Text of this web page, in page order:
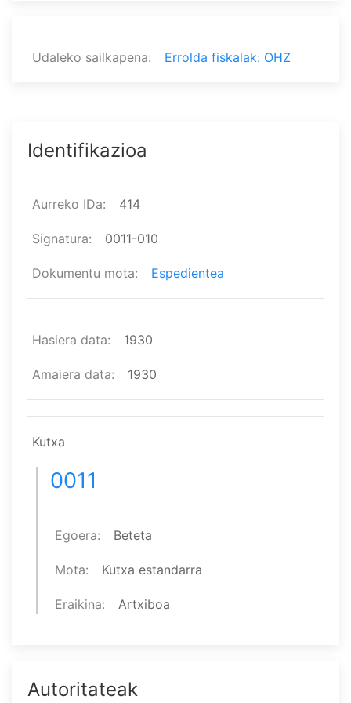
Udaleko sailkapena Errolda fiskalak: OHZ
Identifikazioa
Aurreko IDa 414
Signatura 0011-010
Dokumentu mota Espedientea
Hasiera data 1930
Amaiera data 1930
Kutxa
0011
Egoera Beteta
Mota Kutxa estandarra
Eraikina Artxiboa
Autoritateak